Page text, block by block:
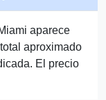
aparece
aproximado
El precio